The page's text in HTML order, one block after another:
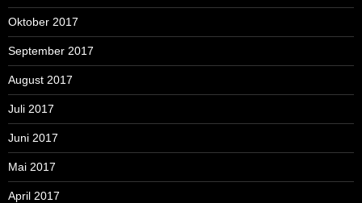
Oktober 2017
September 2017
August 2017
Juli 2017
Juni 2017
Mai 2017
April 2017